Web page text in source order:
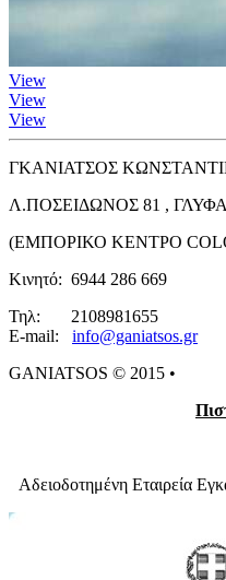
View
View
View
ΓΚΑΝΙΑΤΣΟΣ
Λ.ΠΟΣΕΙΔΩΝΟΣ 81 ,
(ΕΜΠΟΡΙΚΟ ΚΕΝΤΡΟ
Κινητό: 6944 286 669
Τηλ: 2108981655
E-mail: info@ganiatsos.gr​​​
GANIATSOS © 2015 •
Αδειοδοτημένη Εταιρεία